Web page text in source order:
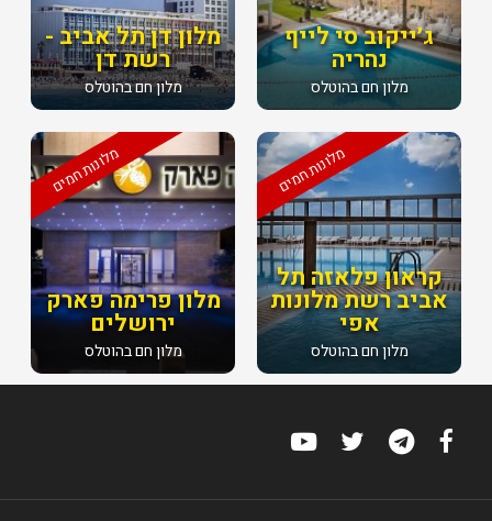
מלון דן תל אביב -
רשת דן
מלון חם בהוטלס
ג׳ייקוב סי לייף
נהריה
מלון חם בהוטלס
מלונות חמים
מלון פרימה פארק
ירושלים
מלון חם בהוטלס
מלונות חמים
קראון פלאזה תל
אביב רשת מלונות
אפי
מלון חם בהוטלס